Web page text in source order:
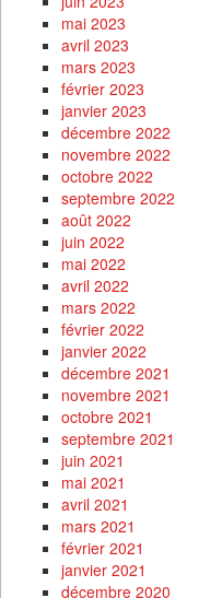
mai 2023
avril 2023
mars 2023
février 2023
janvier 2023
décembre 2022
novembre 2022
octobre 2022
septembre 2022
août 2022
juin 2022
mai 2022
avril 2022
mars 2022
février 2022
janvier 2022
décembre 2021
novembre 2021
octobre 2021
septembre 2021
juin 2021
mai 2021
avril 2021
mars 2021
février 2021
janvier 2021
décembre 2020